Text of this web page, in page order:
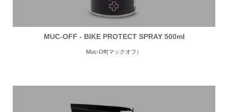
MUC-OFF - BIKE PROTECT SPRAY 500ml
Muc-Off(マックオフ）